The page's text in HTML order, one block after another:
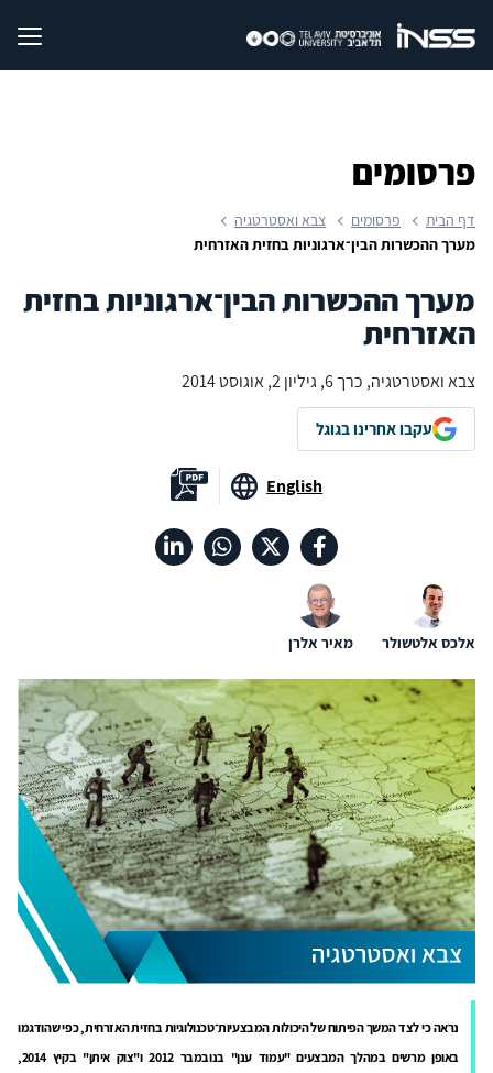
פרסומים
דף הבית פרסומים
צבא ואסטרטגיה
מערך ההכשרות הבין־ארגוניות בחזית האזרחית
מערך ההכשרות הבין־ארגוניות בחזית
האזרחית
צבא ואסטרטגיה, כרך 6, גיליון 2, אוגוסט 2014
עקבו אחרינו בגוגל
English
אלכס אלטשולר מאיר אלרן
נראה כי לצד המשך הפיתוח של היכולות המבצעיות־טכנולוגיות בחזית האזרחית, כפי שהודגמו
באופן מרשים במהלך המבצעים "עמוד ענן" בנובמבר 2012 ו"צוק איתן" בקיץ 2014,